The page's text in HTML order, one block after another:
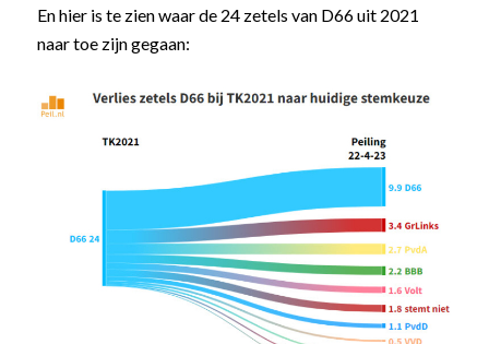
En hier is te zien waar de 24 zetels van D66 uit 2021
naar toe zijn gegaan: